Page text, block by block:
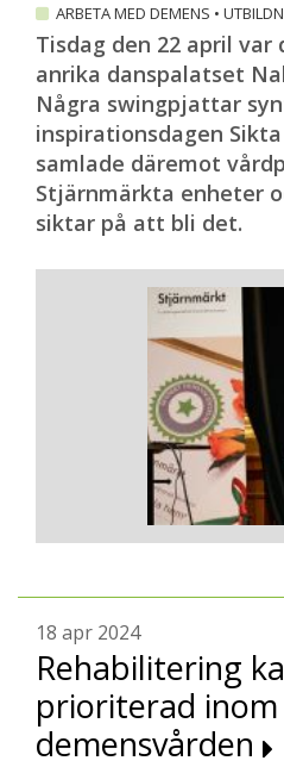
ARBETA MED DEMENS •
Tisdag den 22 april
anrika danspalatset
Några swingpjattar
inspirationsdagen
samlade däremot
Stjärnmärkta enheter
siktar på att bli det.
18 apr 2024
Rehabilitering
prioriterad inom
demensvården